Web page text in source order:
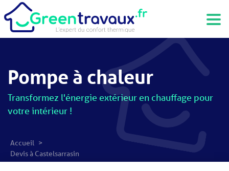
Pompe à chaleur
Transformez l'énergie extérieur en chauffage pour
votre intérieur !
Accueil >
Devis à Castelsarrasin